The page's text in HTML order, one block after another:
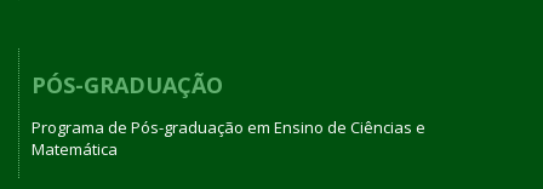
PÓS-GRADUAÇÃO
Programa de Pós-graduação em Ensino de Ciências e
Matemática